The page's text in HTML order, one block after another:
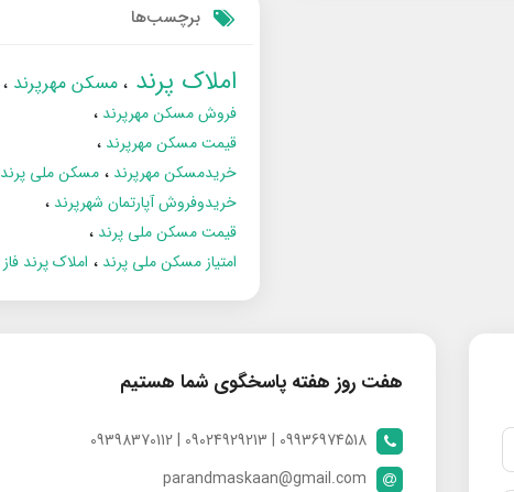
برچسب‌ها
املاک پرند مسکن مهرپرند
فروش مسکن مهرپرند
قیمت مسکن مهرپرند
خریدمسکن مهرپرند
مسکن ملی پرند
خریدوفروش آپارتمان شهرپرند
قیمت مسکن ملی پرند
امتیاز مسکن ملی پرند
املاک پرند فاز 6
هفت روز هفته پاسخگوی شما هستیم
09936974518 | 09024929213 | 09398370112
parandmaskaan@gmail.com